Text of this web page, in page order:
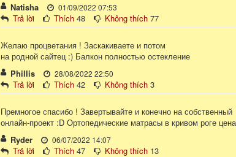
Natisha
01/09/2022 07:53
Trả lời Thích 48 Không thích 77
Желаю процветания ! Заскакиваете и потом
на родной сайтец :) Балкон полностью остекление
Phillis
28/08/2022 22:50
Trả lời Thích 42 Không thích 3
Премногое спасибо ! Завертывайте и конечно на собственный
онлайн-проект :D Ортопедические матрасы в кривом роге цена
Ryder
06/07/2022 14:07
Trả lời Thích 47 Không thích 13